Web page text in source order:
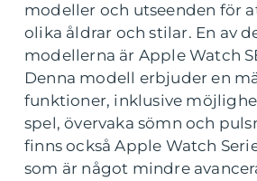
modeller och utseenden för
olika åldrar och stilar. En av
modellerna är Apple Watch
Denna modell erbjuder en
funktioner, inklusive
spel, övervaka sömn och
finns också Apple Watch
som är något mindre